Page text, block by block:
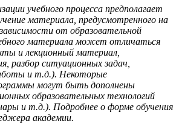
учебного процесса предполагает
материала, предусмотренного на
от образовательной
материала может отличаться
и лекционный материал,
разбор ситуационных задач,
и т.д.). Некоторые
могут быть дополнены
образовательных технологий
и т.д.). Подробнее о форме обучения
академии.